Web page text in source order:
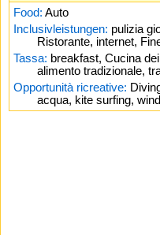
Food: Auto
Inclusivleistungen: pulizia
Ristorante, internet,
Tassa: breakfast, Cucina
alimento tradizionale,
Opportunità ricreative:
acqua, kite surfing,